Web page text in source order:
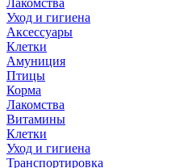
Лакомства
Уход и гигиена
Аксессуары
Клетки
Амуниция
Птицы
Корма
Лакомства
Витамины
Клетки
Уход и гигиена
Транспортировка